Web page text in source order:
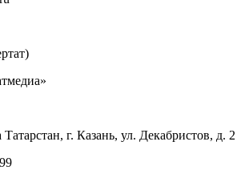
г. Казань, ул. Декабристов, д. 2